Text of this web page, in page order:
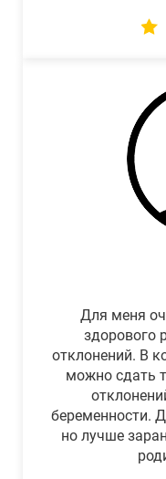
Для меня
здорового
отклонений. В
можно сдать
беременности.
но лучше